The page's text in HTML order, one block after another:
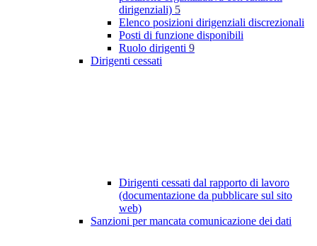
dirigenziali) 5
Elenco posizioni dirigenziali discrezionali
Posti di funzione disponibili
Ruolo dirigenti 9
Dirigenti cessati
Dirigenti cessati dal rapporto di lavoro
(documentazione da pubblicare sul sito
web)
Sanzioni per mancata comunicazione dei dati